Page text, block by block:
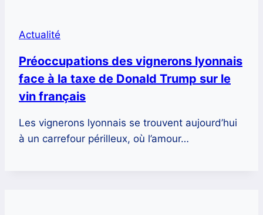
Actualité
Préoccupations des vignerons lyonnais
face à la taxe de Donald Trump sur le
vin français
Les vignerons lyonnais se trouvent aujourd’hui
à un carrefour périlleux, où l’amour…